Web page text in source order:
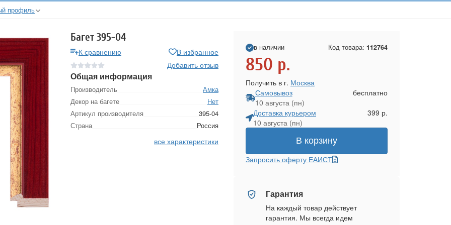
профиль
Багет 395-04
К сравнению
В избранное
Добавить отзыв
Общая информация
Производитель
Амка
Декор на багете
Нет
Артикул производителя
395-04
Страна
Россия
все характеристики
в наличии Код товара: 112764
850 р.
Получить в г. Москва
Самовывоз
10 августа (пн)
бесплатно
Доставка курьером
10 августа (пн)
399 р.
В корзину
Запросить оферту ЕАИСТ
Гарантия
На каждый товар действует
гарантия. Мы всегда идем